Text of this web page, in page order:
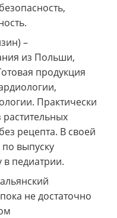
–
из Польши,
продукция
Практически
растительных
рецепта. В своей
выпуску
в педиатрии.
не достаточно